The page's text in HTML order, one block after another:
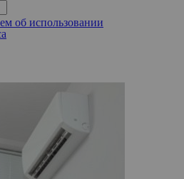
об использовании